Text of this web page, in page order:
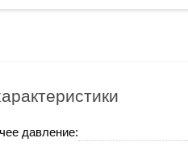
давление: